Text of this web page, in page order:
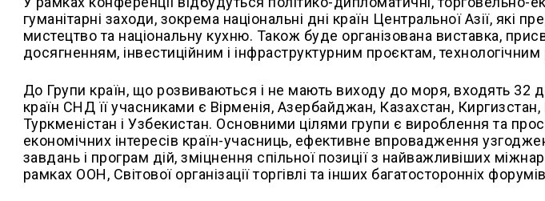
гуманітарні заходи, зокрема національні дні країн Центральної Азії, які
мистецтво та національну кухню. Також буде організована виставка,
досягненням, інвестиційним і інфраструктурним проєктам, технологічним
До Групи країн, що розвиваються і не мають виходу до моря, входять
країн СНД її учасниками є Вірменія, Азербайджан, Казахстан,
Туркменістан і Узбекистан. Основними цілями групи є вироблення та
економічних інтересів країн-учасниць, ефективне впровадження
завдань і програм дій, зміцнення спільної позиції з найважливіших
рамках ООН, Світової організації торгівлі та інших багатосторонніх